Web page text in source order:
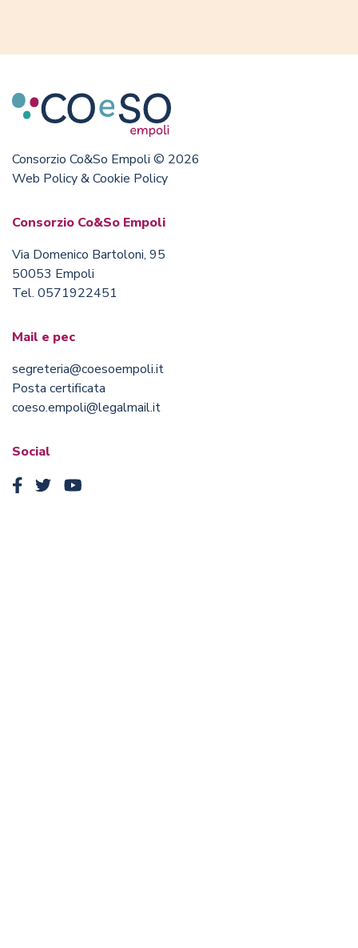
Consorzio Co&So Empoli © 2026
Web Policy & Cookie Policy
Consorzio Co&So Empoli
Via Domenico Bartoloni, 95
50053 Empoli
Tel. 0571922451
Mail e pec
segreteria@coesoempoli.it
Posta certificata
coeso.empoli@legalmail.it
Social